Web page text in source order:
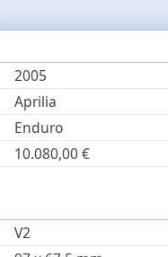
2005
Aprilia
Enduro
10.080,00€
V2